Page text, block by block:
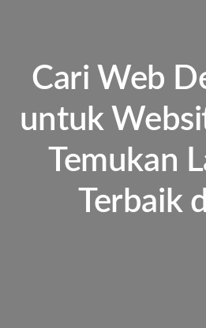
Cari Web
untuk
Temukan
Terbaik